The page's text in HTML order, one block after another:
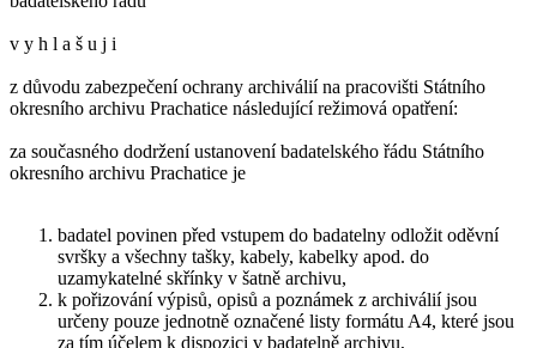
v y h l a š u j i
z důvodu zabezpečení ochrany archiválií na pracovišti Státního
okresního archivu Prachatice následující režimová opatření:
za současného dodržení ustanovení badatelského řádu Státního
okresního archivu Prachatice je
badatel povinen před vstupem do badatelny odložit oděvní
svršky a všechny tašky, kabely, kabelky apod. do
uzamykatelné skřínky v šatně archivu,
k pořizování výpisů, opisů a poznámek z archiválií jsou
určeny pouze jednotně označené listy formátu A4, které jsou
za tím účelem k dispozici v badatelně archivu,